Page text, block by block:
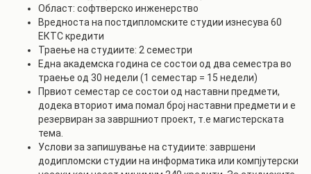
Област: софтверско инженерство
Вредноста на постдипломските студии изнесува 60
ЕКТС кредити
Траење на студиите: 2 семестри
Една академска година се состои од два семестра во
траење од 30 недели (1 семестар = 15 недели)
Првиот семестар се состои од наставни предмети,
додека вториот има помал број наставни предмети и е
резервиран за завршниот проект, т.е магистерската
тема.
Услови за запишување на студиите: завршени
додипломски студии на информатика или компјутерски